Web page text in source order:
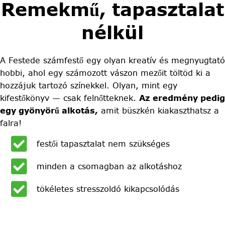
Remekmű, tapasztalat
nélkül
A Festede számfestő egy olyan kreatív és megnyugtató
hobbi, ahol egy számozott vászon mezőit töltöd ki a
hozzájuk tartozó színekkel. Olyan, mint egy
kifestőkönyv — csak felnőtteknek. Az eredmény pedig
egy gyönyörű alkotás, amit büszkén kiakaszthatsz a
falra!
festői tapasztalat nem szükséges
minden a csomagban az alkotáshoz
tökéletes stresszoldó kikapcsolódás